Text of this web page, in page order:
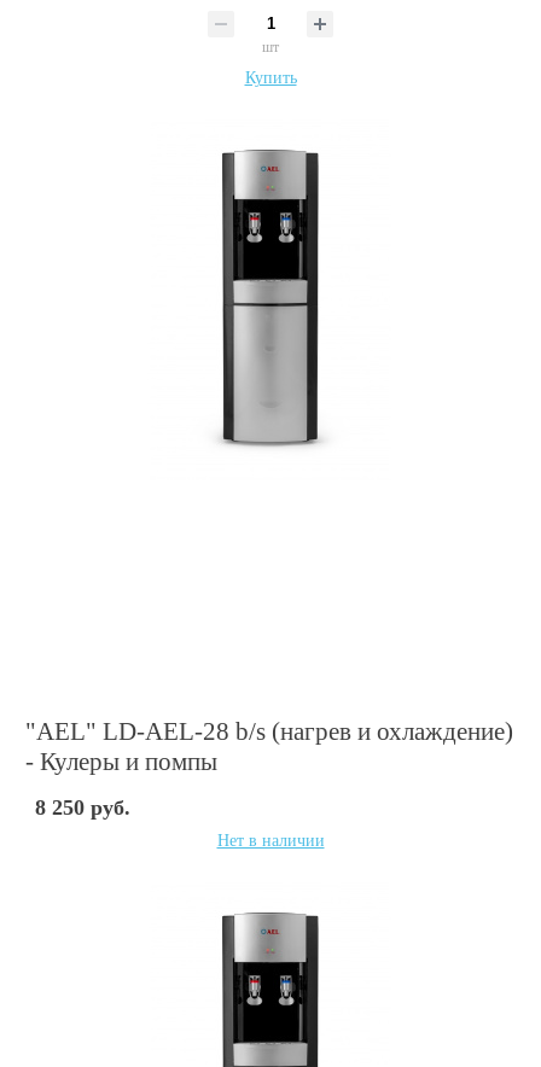
шт
Купить
"AEL" LD-AEL-28 b/s (нагрев и охлаждение)
- Кулеры и помпы
8 250 руб.
Нет в наличии